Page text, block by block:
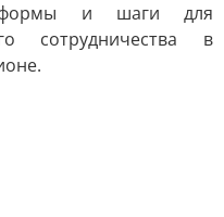
и шаги для
сотрудничества в